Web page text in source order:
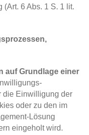
(Art. 6 Abs. 1 S. 1 lit.
auf Grundlage einer
die Einwilligung der
oder zu den im
Lösung
eingeholt wird.